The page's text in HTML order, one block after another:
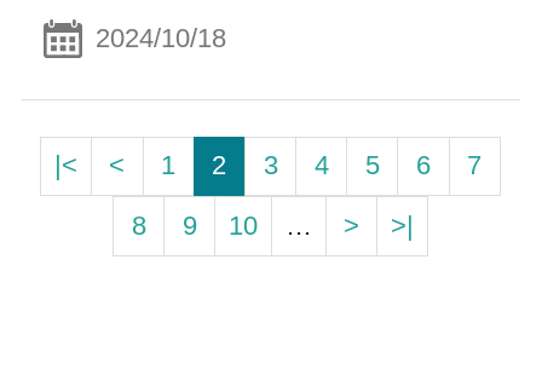
2024/10/18
|< < 1 2 3 4 5 6
7
8
9 10 … > >|